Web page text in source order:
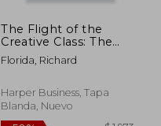
40%
dcto.
The Flight of the
Creative Class: The
new Global
Competition for
Florida, Richard
Harper Business, Tapa
Blanda, Nuevo